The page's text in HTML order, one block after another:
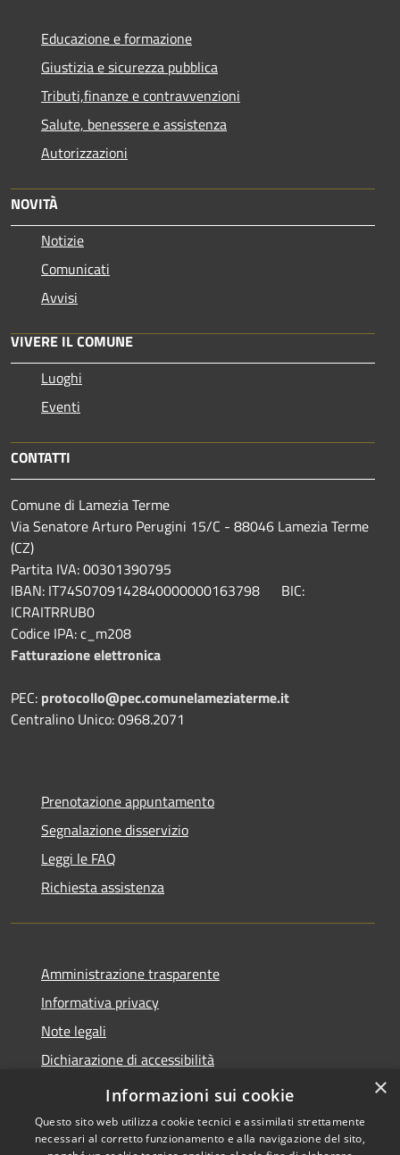
Educazione e formazione
Giustizia e sicurezza pubblica
Tributi,finanze e contravvenzioni
Salute, benessere e assistenza
Autorizzazioni
NOVITÀ
Notizie
Comunicati
Avvisi
VIVERE IL COMUNE
Luoghi
Eventi
CONTATTI
Comune di Lamezia Terme
Via Senatore Arturo Perugini 15/C - 88046 Lamezia Terme
(CZ)
Partita IVA: 00301390795
IBAN: IT74S0709142840000000163798 BIC:
ICRAITRRUB0
Codice IPA: c_m208
Fatturazione elettronica
PEC: protocollo@pec.comunelameziaterme.it
Centralino Unico: 0968.2071
Prenotazione appuntamento
Segnalazione disservizio
Leggi le FAQ
Richiesta assistenza
Amministrazione trasparente
Informativa privacy
Note legali
Dichiarazione di accessibilità
Feedback accessibilità
×
Informazioni sui cookie
Questo sito web utilizza cookie tecnici e assimilati strettamente
necessari al corretto funzionamento e alla navigazione del sito,